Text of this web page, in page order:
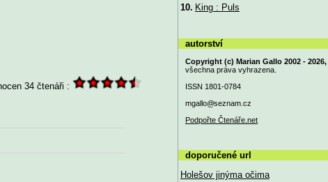
34 čtenáři :
10. King : Puls
autorství
Copyright (c) Marian Gallo 2002 - 2026,
všechna práva vyhrazena.
ISSN 1801-0784
mgallo@seznam.cz
Podpořte Čtenáře.net
doporučené url
Holešov jinýma očima